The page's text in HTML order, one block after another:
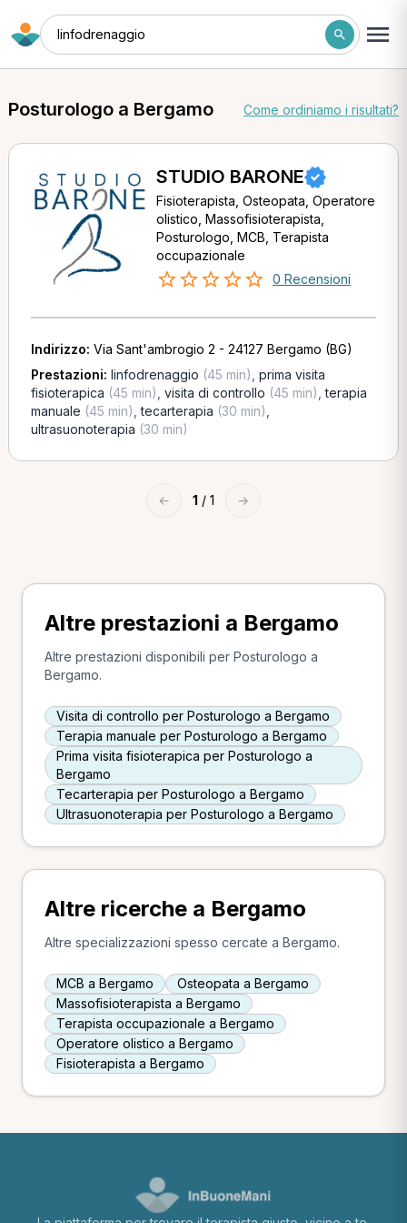
linfodrenaggio
Posturologo a Bergamo Come ordiniamo i risultati?
STUDIO BARONE
Fisioterapista, Osteopata, Operatore
olistico, Massofisioterapista,
Posturologo, MCB, Terapista
occupazionale
0 Recensioni
Indirizzo: Via Sant'ambrogio 2 - 24127 Bergamo (BG)
Prestazioni: linfodrenaggio (45 min) prima visita
fisioterapica (45 min) visita di controllo (45 min) ,terapia
manuale (45 min) ,tecarterapia (30 min)
ultrasuonoterapia (30 min)
← 1 / 1 →
Altre prestazioni a Bergamo
Altre prestazioni disponibili per Posturologo a
Bergamo.
Visita di controllo per Posturologo a Bergamo
Terapia manuale per Posturologo a Bergamo
Prima visita fisioterapica per Posturologo a
Bergamo
Tecarterapia per Posturologo a Bergamo
Ultrasuonoterapia per Posturologo a Bergamo
Altre ricerche a Bergamo
Altre specializzazioni spesso cercate a Bergamo.
MCB a Bergamo
Osteopata a Bergamo
Massofisioterapista a Bergamo
Terapista occupazionale a Bergamo
Operatore olistico a Bergamo
Fisioterapista a Bergamo